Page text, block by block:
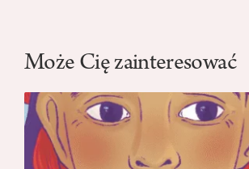
Może Cię zainteresować